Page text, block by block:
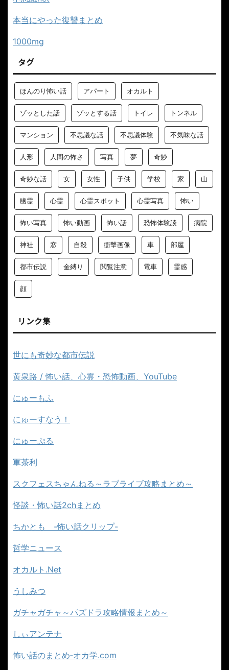
不思議net
本当にやった復讐まとめ
1000mg
タグ
ほんのり怖い話 アパート オカルト
ゾッとした話 ゾッとする話 トイレ トンネル
マンション 不思議な話 不思議体験 不気味な話
人形 人間の怖さ 写真 奇妙
奇妙な話 子供 学校 家
幽霊 心霊スポット 心霊写真 怖い
怖い写真
都市伝説 金縛り 閲覧注意 電車 霊感
顔
世にも奇妙な都市伝説
黄泉路 / 怖い話、心霊・恐怖動画、YouTube
にゅーもふ
にゅーすなう！
にゅーぷる
軍茶利
スクフェスちゃんねる～ラブライブ攻略まとめ～
怪談・怖い話2chまとめ
ちかとも -怖い話クリップ-
哲学ニュース
オカルト.Net
うしみつ